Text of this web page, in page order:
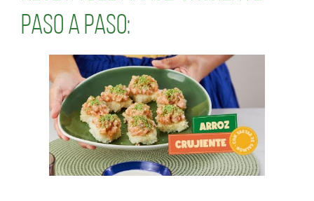
paso a paso: